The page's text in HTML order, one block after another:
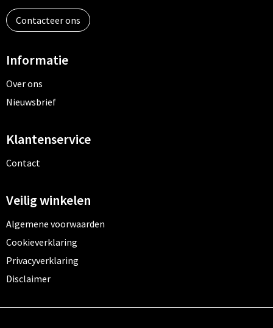
Contacteer ons
Informatie
Over ons
Nieuwsbrief
Klantenservice
Contact
Veilig winkelen
Algemene voorwaarden
Cookieverklaring
Privacyverklaring
Disclaimer